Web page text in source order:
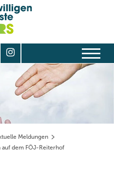
Meldungen
auf dem FÖJ-Reiterhof